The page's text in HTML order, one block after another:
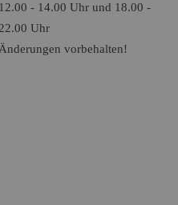
12.00 - 14.00 Uhr und 18.00 -
22.00 Uhr
Änderungen vorbehalten!